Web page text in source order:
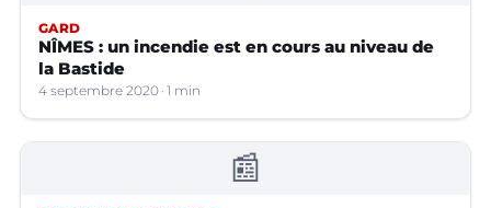
GARD
NÎMES : un incendie est en cours au niveau de
la Bastide
4 septembre 2020 1 min
📰